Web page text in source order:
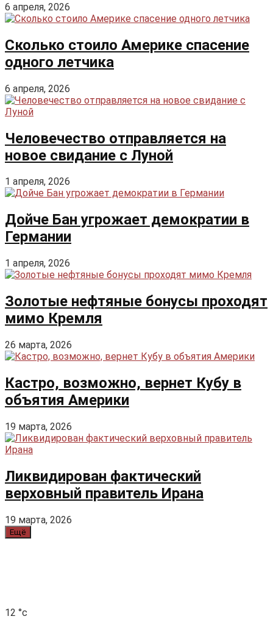
6 апреля, 2026
Сколько стоило Америке спасение
одного летчика
6 апреля, 2026
Человечество отправляется на
новое свидание с Луной
1 апреля, 2026
Дойче Бан угрожает демократии в
Германии
1 апреля, 2026
Золотые нефтяные бонусы проходят
мимо Кремля
26 марта, 2026
Кастро, возможно, вернет Кубу в
объятия Америки
19 марта, 2026
Ликвидирован фактический
верховный правитель Ирана
19 марта, 2026
Ещё
12 °c